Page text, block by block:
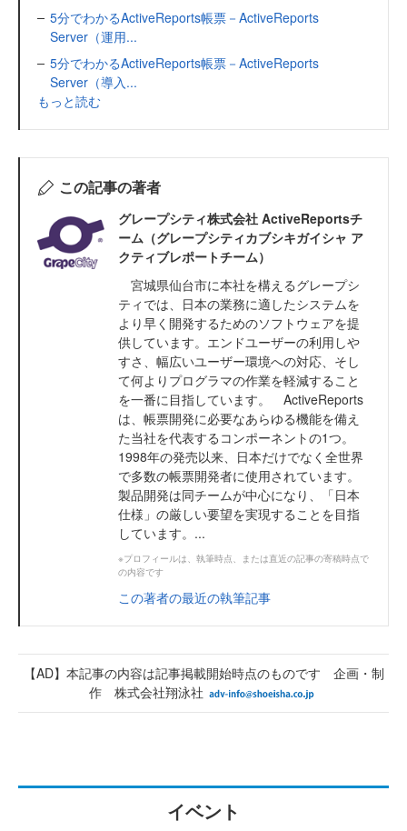
5分でわかるActiveReports帳票－ActiveReports
Server（運用...
5分でわかるActiveReports帳票－ActiveReports
Server（導入...
もっと読む
この記事の著者
グレープシティ株式会社 ActiveReportsチ
ーム（グレープシティカブシキガイシャ ア
クティブレポートチーム）
宮城県仙台市に本社を構えるグレープシ
ティでは、日本の業務に適したシステムを
より早く開発するためのソフトウェアを提
供しています。エンドユーザーの利用しや
すさ、幅広いユーザー環境への対応、そし
て何よりプログラマの作業を軽減すること
を一番に目指しています。 ActiveReports
は、帳票開発に必要なあらゆる機能を備え
た当社を代表するコンポーネントの1つ。
1998年の発売以来、日本だけでなく全世界
で多数の帳票開発者に使用されています。
製品開発は同チームが中心になり、「日本
仕様」の厳しい要望を実現することを目指
しています。...
※プロフィールは、執筆時点、または直近の記事の寄稿時点で
の内容です
この著者の最近の執筆記事
【AD】本記事の内容は記事掲載開始時点のものです 企画・制
作 株式会社翔泳社
イベント